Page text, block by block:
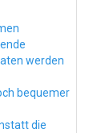
werden
bequemer
die